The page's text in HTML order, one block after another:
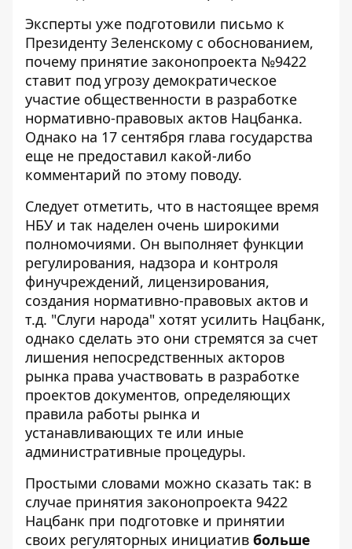
Эксперты уже подготовили письмо к
Президенту Зеленскому с обоснованием,
почему принятие законопроекта №9422
ставит под угрозу демократическое
участие общественности в разработке
нормативно-правовых актов Нацбанка.
Однако на 17 сентября глава государства
еще не предоставил какой-либо
комментарий по этому поводу.
Следует отметить, что в настоящее время
НБУ и так наделен очень широкими
полномочиями. Он выполняет функции
регулирования, надзора и контроля
финучреждений, лицензирования,
создания нормативно-правовых актов и
т.д. "Слуги народа" хотят усилить Нацбанк,
однако сделать это они стремятся за счет
лишения непосредственных акторов
рынка права участвовать в разработке
проектов документов, определяющих
правила работы рынка и
устанавливающих те или иные
административные процедуры.
Простыми словами можно сказать так: в
случае принятия законопроекта 9422
Нацбанк при подготовке и принятии
своих регуляторных инициатив больше